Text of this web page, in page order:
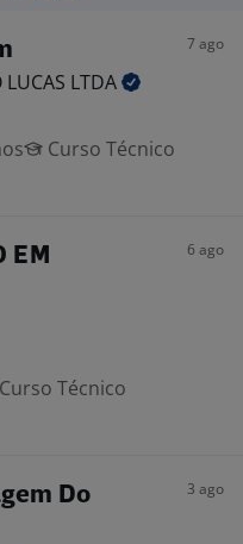
7 ago
LUCAS LTDA
Curso Técnico
EM
6 ago
Curso Técnico
Do
3 ago